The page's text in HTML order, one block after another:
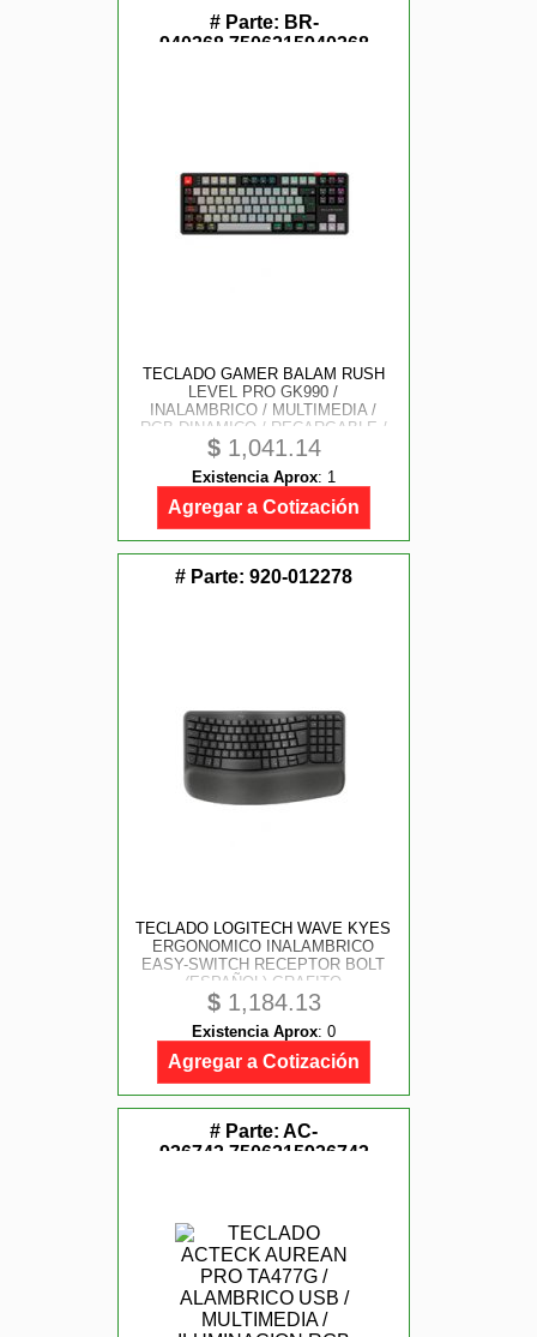
# Parte: BR-
940368,7506215940368
TECLADO GAMER BALAM RUSH
LEVEL PRO GK990 /
INALAMBRICO / MULTIMEDIA /
RGB DINAMICO / RECARGABLE /
ESPAÑOL / 105 TECLAS / GRIS-
NEGRO / BR-940368
$1,041.14
Existencia Aprox: 1
Agregar a Cotización
# Parte: 920-012278
TECLADO LOGITECH WAVE KYES
ERGONOMICO INALAMBRICO
EASY-SWITCH RECEPTOR BOLT
(ESPAÑOL) GRAFITO
$1,184.13
Existencia Aprox: 0
Agregar a Cotización
# Parte: AC-
936743,7506215936743